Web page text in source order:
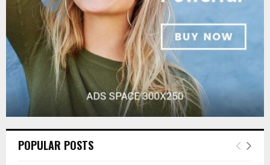
POPULAR POSTS